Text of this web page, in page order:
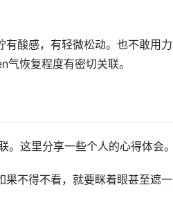
酸感，有轻微松动。也不敢用力
恢复程度有密切关联。
这里分享一些个人的心得体会。
不得不看，就要眯着眼甚至遮一